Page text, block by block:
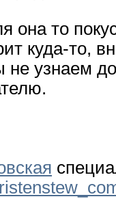
она то
куда-то,
не узнаем